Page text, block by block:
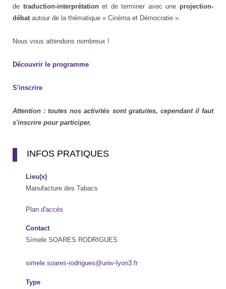
de traduction-interprétationet de terminer avec une projection-
débat autour de la thématique « Cinéma et Démocratie ».
Nous vous attendons nombreux !
Découvrir le programme
S'inscrire
Attention : toutes nos activités sont gratuites, cependant il faut
s'inscrire pour participer.
INFOS PRATIQUES
Lieu(x)
Manufacture des Tabacs
Plan d'accès
Contact
Símele SOARES RODRIGUES
simele.soares-rodrigues@univ-lyon3.fr
Type